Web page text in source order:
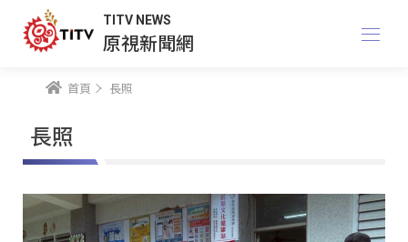
TITV NEWS
原視新聞網
首頁 長照
長照